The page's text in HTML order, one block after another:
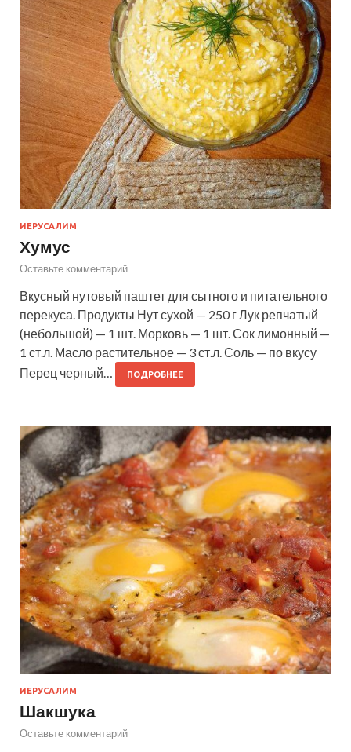
ИЕРУСАЛИМ
Хумус
Оставьте комментарий
Вкусный нутовый паштет для сытного и питательного
перекуса. Продукты Нут сухой — 250 г Лук репчатый
(небольшой) — 1 шт. Морковь — 1 шт. Сок лимонный —
1 ст.л. Масло растительное — 3 ст.л. Соль — по вкусу
Перец черный…
ПОДРОБНЕЕ
ИЕРУСАЛИМ
Шакшука
Оставьте комментарий